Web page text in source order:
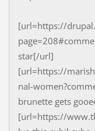
[url=https://
star[/url]
[url=https://
nal-
brunette gets
[url=https://